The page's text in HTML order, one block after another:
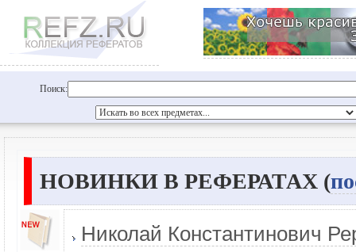
Поиск:
НОВИНКИ В РЕФЕРАТАХ (
Николай Константинович